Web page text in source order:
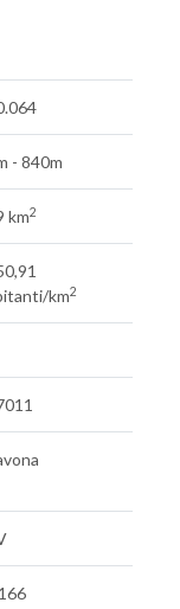
- 840m
km2
km2